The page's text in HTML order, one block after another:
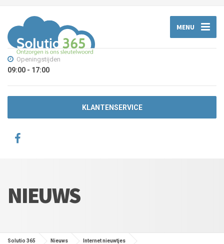
MENU
Openingstijden
09:00 - 17:00
KLANTENSERVICE
NIEUWS
Solutio 365 Nieuws Internet nieuwtjes